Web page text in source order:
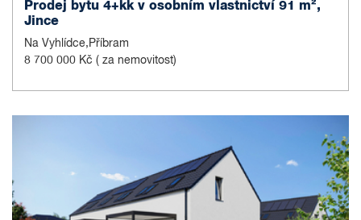
Prodej bytu 4+kk v osobním vlastnictví 91 m²,
Jince
Na Vyhlídce,Příbram
8 700 000 Kč ( za nemovitost)